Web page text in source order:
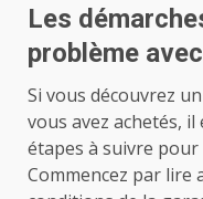
Les
problème
Si vous découvrez
vous avez achetés,
étapes à suivre
Commencez par lire